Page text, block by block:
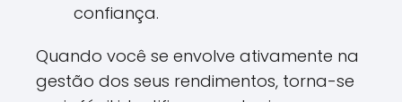
confiança.
Quando você se envolve ativamente na
gestão dos seus rendimentos, torna-se